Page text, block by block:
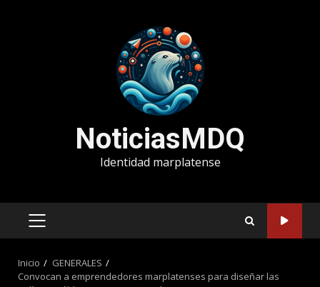
NoticiasMDQ
Identidad marplatense
MENÚ
Inicio
GENERALES
Convocan a emprendedores marplatenses para diseñar las